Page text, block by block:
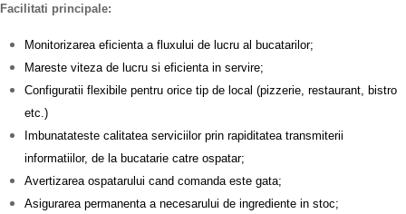
Facilitati principale:
Monitorizarea eficienta a fluxului de lucru al bucatarilor;
Mareste viteza de lucru si eficienta in servire;
Configuratii flexibile pentru orice tip de local (pizzerie, restaurant, bistro
etc.)
Imbunatateste calitatea serviciilor prin rapiditatea transmiterii
informatiilor, de la bucatarie catre ospatar;
Avertizarea ospatarului cand comanda este gata;
Asigurarea permanenta a necesarului de ingrediente in stoc;